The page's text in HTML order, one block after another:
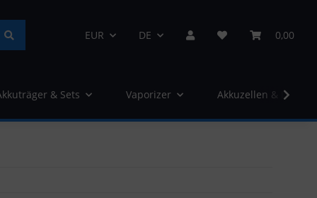
EUR DE 0,00
& Sets Vaporizer Akkuzellen &